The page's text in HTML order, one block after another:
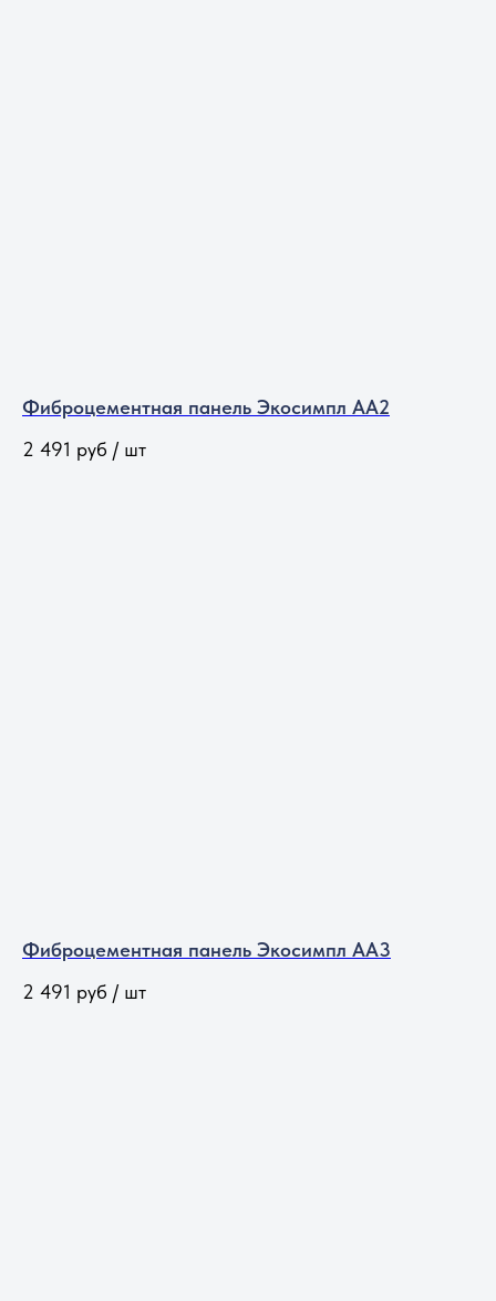
Фиброцементная панель Экосимпл АА2
2 491 руб / шт
Фиброцементная панель Экосимпл АА3
2 491 руб / шт